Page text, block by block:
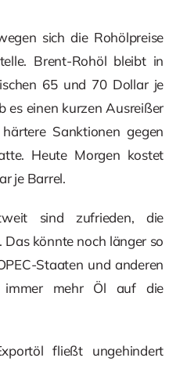
sich die Rohölpreise
Brent-Rohöl bleibt in
65 und 70 Dollar je
es einen kurzen Ausreißer
Sanktionen gegen
Heute Morgen kostet
je Barrel.
sind zufrieden, die
könnte noch länger so
Staaten und anderen
immer mehr Öl auf die
fließt ungehindert